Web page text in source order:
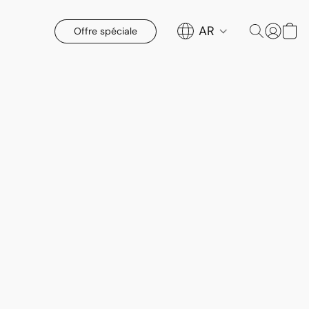
Offre spéciale AR